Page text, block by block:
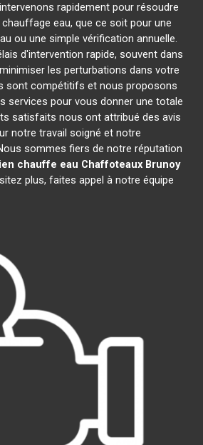
rapidement pour résoudre
eau, que ce soit pour une
ou une simple vérification annuelle.
d'intervention rapide, souvent dans
les perturbations dans votre
sont compétitifs et nous proposons
services pour vous donner une totale
satisfaits nous ont attribué des avis
notre travail soigné et notre
sommes fiers de notre réputation
chauffe eau Chaffoteaux Brunoy
plus, faites appel à notre équipe